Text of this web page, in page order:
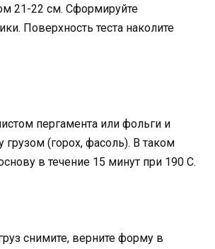
21-22 см. Сформируйте
Поверхность теста наколите
пергамента или фольги и
грузом (горох, фасоль). В таком
в течение 15 минут при 190 С.
снимите, верните форму в